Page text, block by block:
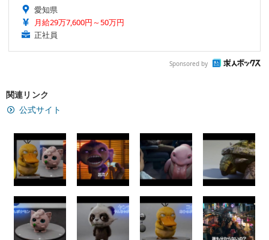
愛知県
月給29万7,600円～50万円
正社員
Sponsored by
関連リンク
公式サイト